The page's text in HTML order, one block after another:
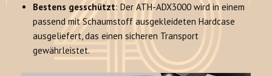
Bestens gesschützt: Der ATH-ADX3000 wird in einem
passend mit Schaumstoff ausgekleideten Hardcase
ausgeliefert, das einen sicheren Transport
gewährleistet.